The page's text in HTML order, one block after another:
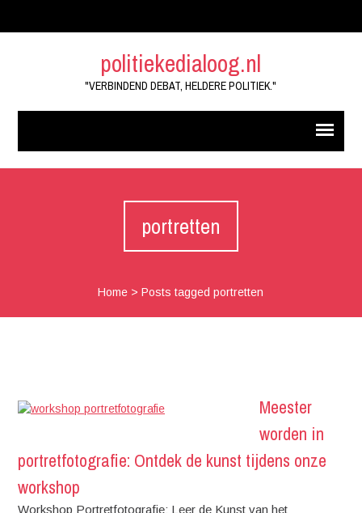
politiekedialoog.nl
"VERBINDEND DEBAT, HELDERE POLITIEK."
portretten
Home >Posts tagged portretten
Meester
worden in
portretfotografie: Ontdek de kunst tijdens onze
workshop
Workshop Portretfotografie: Leer de Kunst van het